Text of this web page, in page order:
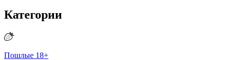
Категории
Пошлые 18+